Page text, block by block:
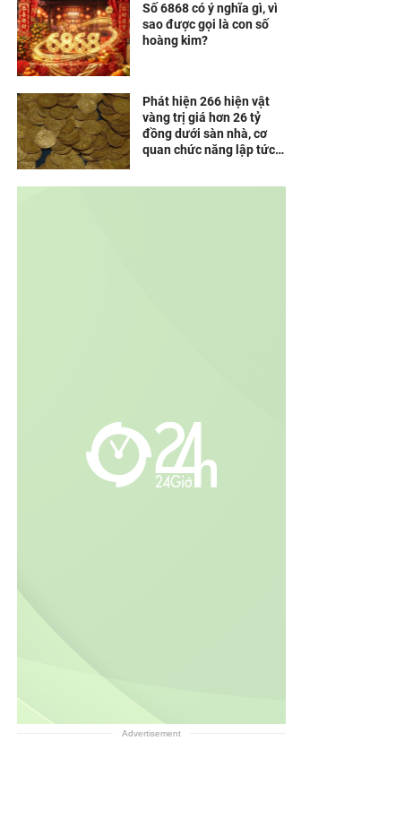
Số 6868 có ý nghĩa gì, vì
sao được gọi là con số
hoàng kim?
Phát hiện 266 hiện vật
vàng trị giá hơn 26 tỷ
đồng dưới sàn nhà, cơ
quan chức năng lập tức
Advertisement